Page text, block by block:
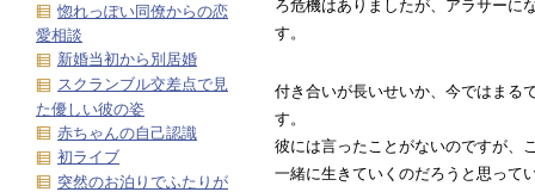
ろ危機はありましたが、アラサーに
す。
付き合いが長いせいか、今ではまる
す。
彼には言ったことがないのですが、
一緒に生きていくのだろうと思って
惚れっぽい同僚からの恋
愛相談
新婚当初から別居婚
スクランブル交差点で見
た優しい彼の姿
赤ちゃんの自己認識
初ライブ
突然のお泊りでふたりが